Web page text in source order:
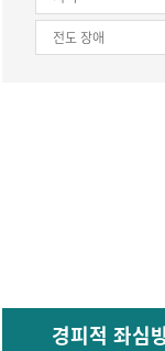
전도 장애
경피적 좌심